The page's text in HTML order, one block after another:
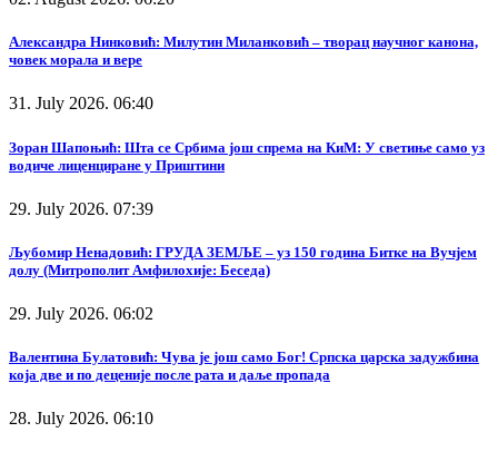
Александра Нинковић: Милутин Миланковић – творац научног канона,
човек морала и вере
31. July 2026. 06:40
Зоран Шапоњић: Шта се Србима још спрема на КиМ: У светиње само уз
водиче лиценциране у Приштини
29. July 2026. 07:39
Љубомир Ненадовић: ГРУДА ЗЕМЉЕ – уз 150 година Битке на Вучјем
долу (Митрополит Амфилохије: Беседа)
29. July 2026. 06:02
Валентина Булатовић: Чува је још само Бог! Српска царска задужбина
која две и по деценије после рата и даље пропада
28. July 2026. 06:10